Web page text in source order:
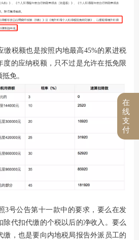
缴税额也是按照内地最高45%的累进税
度的应纳税额，只不过是允许在抵免限
免。
3号公告第十一款中的要求，要么在发
除代扣代缴的个税以后的净收入。要么
缴，也是要向内地税局报告外派员工的
在
线
支
付